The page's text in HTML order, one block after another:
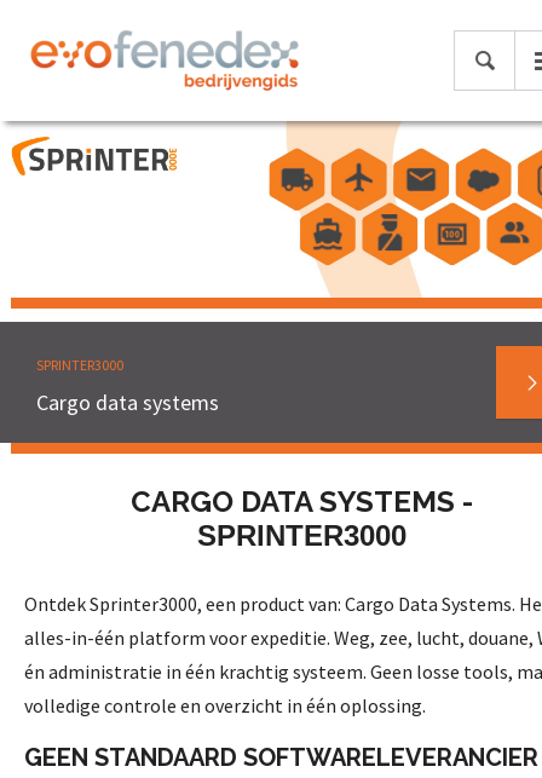
SPRINTER3000
Cargo data systems
CARGO DATA SYSTEMS -
SPRINTER3000
Ontdek Sprinter3000, een product van: Cargo Data Systems.
alles-in-één platform voor expeditie. Weg, zee, lucht, douane,
én administratie in één krachtig systeem. Geen losse tools,
volledige controle en overzicht in één oplossing.
GEEN STANDAARD SOFTWARELEVERANCIER